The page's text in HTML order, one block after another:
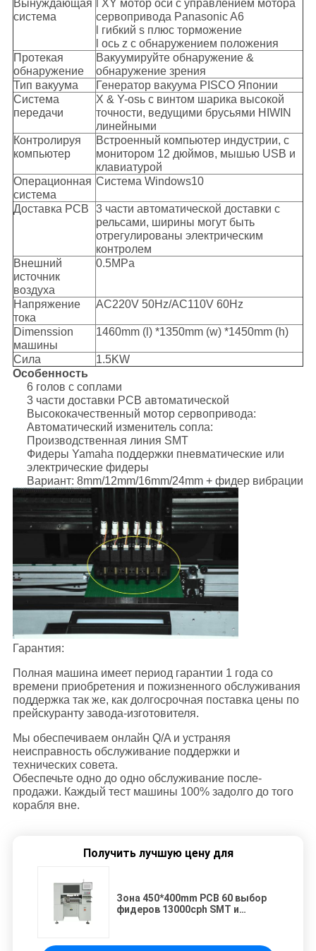
Вынуждающая
система
l XY мотор оси с управлением мотора
сервопривода Panasonic A6
l гибкий s плюс торможение
l ось z с обнаружением положения
Протекая
обнаружение
Вакуумируйте обнаружение &
обнаружение зрения
Тип вакуума
Генератор вакуума PISCO Японии
Система
передачи
X & Y-osь с винтом шарика высокой
точности, ведущими брусьями HIWIN
линейными
Контролируя
компьютер
Встроенный компьютер индустрии, с
монитором 12 дюймов, мышью USB и
клавиатурой
Операционная
система
Система Windows10
Доставка PCB
3 части автоматической доставки с
рельсами, ширины могут быть
отрегулированы электрическим
контролем
Внешний
источник
воздуха
0.5MPa
Напряжение
тока
AC220V 50Hz/AC110V 60Hz
Dimenssion
машины
1460mm (l) *1350mm (w) *1450mm (h)
Сила
1.5KW
Особенность
6 голов с соплами
3 части доставки PCB автоматической
Высококачественный мотор сервопривода:
Автоматический изменитель сопла:
Производственная линия SMT
Фидеры Yamaha поддержки пневматические или
электрические фидеры
Вариант: 8mm/12mm/16mm/24mm + фидер вибрации
Гарантия:
Полная машина имеет период гарантии 1 года со
времени приобретения и пожизненного обслуживания
поддержка так же, как долгосрочная поставка цены по
прейскуранту завода-изготовителя.
Мы обеспечиваем онлайн Q/A и устраняя
неисправность обслуживание поддержки и
технических совета.
Обеспечьте одно до одно обслуживание после-
продажи. Каждый тест машины 100% задолго до того
корабля вне.
Получить лучшую цену для
Зона 450*400mm PCB 60 выбор
фидеров 13000cph SMT и